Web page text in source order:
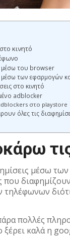
κινητό
μέσω του browser
μέσω των εφαρμογών
στο κινητό
adblocker
στο playstore
όλες τις
μέσω
που
πολλές
ξέρει καλά η